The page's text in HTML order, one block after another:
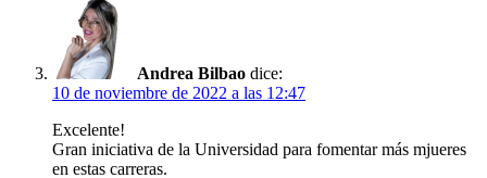
Andrea Bilbao dice:
10 de noviembre de 2022 a las 12:47
Excelente!
Gran iniciativa de la Universidad para fomentar más mjueres
en estas carreras.